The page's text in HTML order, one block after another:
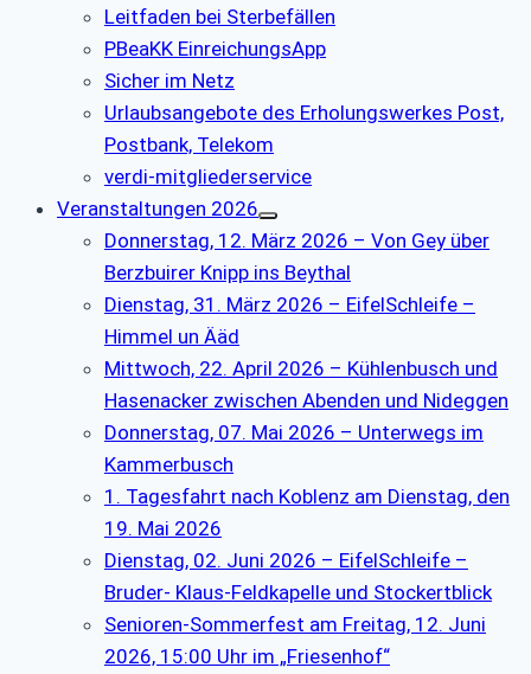
Leitfaden bei Sterbefällen
PBeaKK EinreichungsApp
Sicher im Netz
Urlaubsangebote des Erholungswerkes Post,
Postbank, Telekom
verdi-mitgliederservice
Veranstaltungen 2026
Donnerstag, 12. März 2026 – Von Gey über
Berzbuirer Knipp ins Beythal
Dienstag, 31. März 2026 – EifelSchleife –
Himmel un Ääd
Mittwoch, 22. April 2026 – Kühlenbusch und
Hasenacker zwischen Abenden und Nideggen
Donnerstag, 07. Mai 2026 – Unterwegs im
Kammerbusch
1. Tagesfahrt nach Koblenz am Dienstag, den
19. Mai 2026
Dienstag, 02. Juni 2026 – EifelSchleife –
Bruder- Klaus-Feldkapelle und Stockertblick
Senioren-Sommerfest am Freitag, 12. Juni
2026, 15:00 Uhr im „Friesenhof“